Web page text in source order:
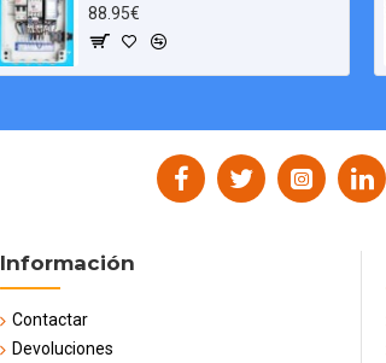
88.95€
Información
Contactar
Devoluciones